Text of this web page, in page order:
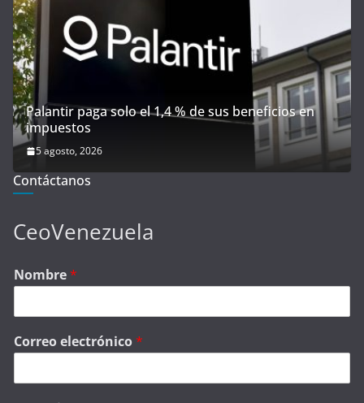
Palantir paga solo el 1,4 % de sus beneficios en
impuestos
5 agosto, 2026
Contáctanos
CeoVenezuela
Nombre*
Correo electrónico*